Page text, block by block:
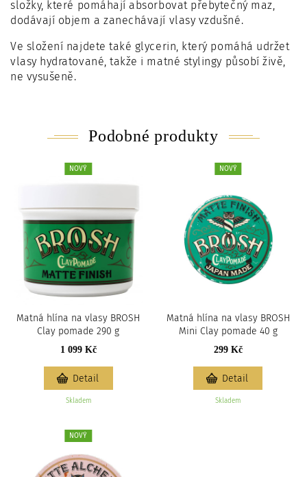
složky, které pomáhají absorbovat přebytečný maz,
dodávají objem a zanechávají vlasy vzdušné.
Ve složení najdete také glycerin, který pomáhá udržet
vlasy hydratované, takže i matné stylingy působí živě,
ne vysušeně.
Podobné produkty
Matná hlína na vlasy BROSH
Clay pomade 290 g
NOVÝ
1 099 Kč
Skladem
Detail
Matná hlína na vlasy BROSH
Mini Clay pomade 40 g
NOVÝ
299 Kč
Skladem
Detail
NOVÝ